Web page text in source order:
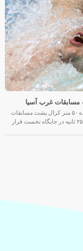
هومر عباسی، شناگر تیم ملی ایران، در دور مقدماتی ماده ۵۰ متر کرال پشت مسابقات